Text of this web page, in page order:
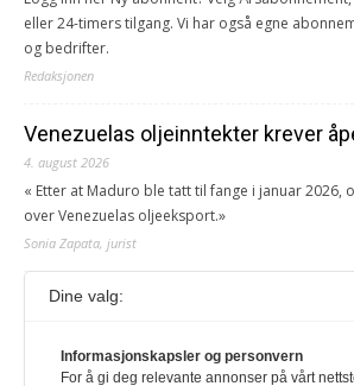
eller 24-timers tilgang. Vi har også egne
og bedrifter.
Redaksjonen
Venezuelas oljeinntekter krever
4. august 2026
« Etter at Maduro ble tatt til fange i januar 2026,
over Venezuelas oljeeksport.»
Sonia Zapata, jurist
117,8 millioner er på flukt, en
1. august 2026
Dine valg:
Informasjonskapsler og personvern
For å gi deg relevante annonser på vårt